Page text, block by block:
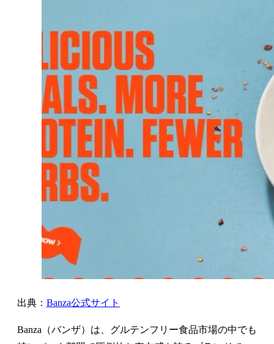
出典： Banza公式サイト
Banza（バンザ）は、グルテンフリー食品市場の中でも